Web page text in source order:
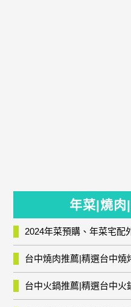
年菜|燒肉
台中燒肉推薦|精選台中燒